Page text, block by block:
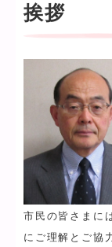
挨拶
市民の皆さまに
にご理解とご協